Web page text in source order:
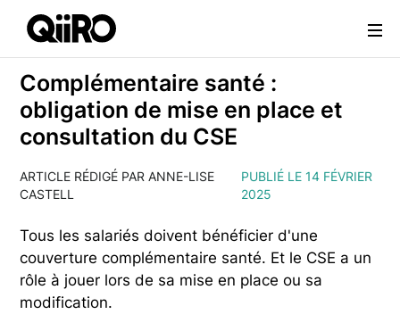
Webflow Homepage
Complémentaire santé :
obligation de mise en place et
consultation du CSE
ARTICLE RÉDIGÉ PAR ANNE-LISE
CASTELL
PUBLIÉ LE 14 FÉVRIER
2025
Tous les salariés doivent bénéficier d'une
couverture complémentaire santé. Et le CSE a un
rôle à jouer lors de sa mise en place ou sa
modification.